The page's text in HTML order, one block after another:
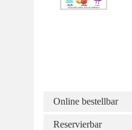
Online bestellbar
Reservierbar